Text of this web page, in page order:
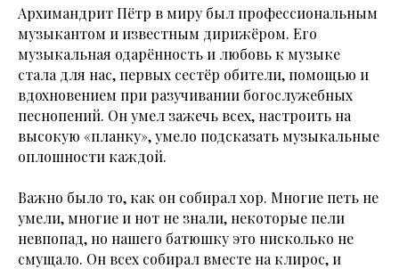
Архимандрит Пётр в миру был профессиональным
музыкантом и известным дирижёром. Его
музыкальная одарённость и любовь к музыке
стала для нас, первых сестёр обители, помощью и
вдохновением при разучивании богослужебных
песнопений. Он умел зажечь всех, настроить на
высокую «планку», умело подсказать музыкальные
оплошности каждой.
Важно было то, как он собирал хор. Многие петь не
умели, многие и нот не знали, некоторые пели
невпопад, но нашего батюшку это нисколько не
смущало. Он всех собирал вместе на клирос, и